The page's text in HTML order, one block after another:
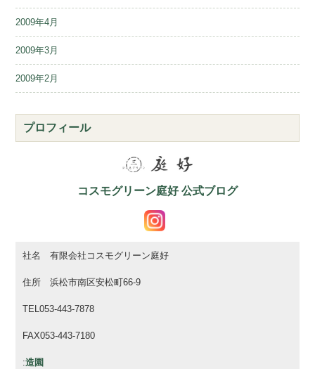
2009年4月
2009年3月
2009年2月
プロフィール
コスモグリーン庭好 公式ブログ
社名 有限会社コスモグリーン庭好
住所 浜松市南区安松町66-9
TEL053-443-7878
FAX053-443-7180
:造園